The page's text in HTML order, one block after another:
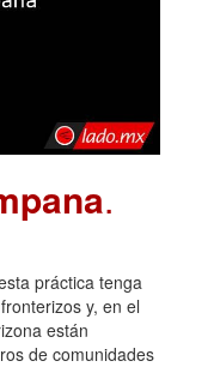
.
práctica tenga
y, en el
están
de comunidades